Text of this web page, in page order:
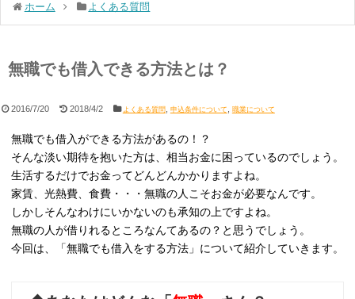
ホーム よくある質問
無職でも借入できる方法とは？
2016/7/20 2018/4/2 よくある質問, 申込条件について 職業について
無職でも借入ができる方法があるの！？
そんな淡い期待を抱いた方は、相当お金に困っているのでしょう。
生活するだけでお金ってどんどんかかりますよね。
家賃、光熱費、食費・・・無職の人こそお金が必要なんです。
しかしそんなわけにいかないのも承知の上ですよね。
無職の人が借りれるところなんてあるの？と思うでしょう。
今回は、「無職でも借入をする方法」について紹介していきます。